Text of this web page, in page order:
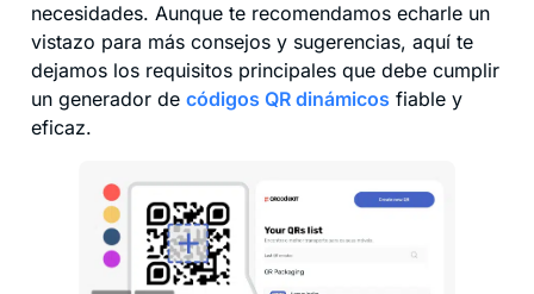
necesidades. Aunque te recomendamos echarle un
vistazo para más consejos y sugerencias, aquí te
dejamos los requisitos principales que debe cumplir
un generador de códigos QR dinámicos fiable y
eficaz.